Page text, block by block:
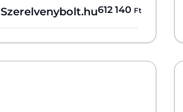
Szerelvenybolt.hu612 140 Ft